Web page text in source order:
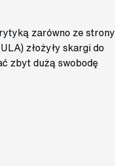
zarówno ze strony
złożyły skargi do
zbyt dużą swobodę